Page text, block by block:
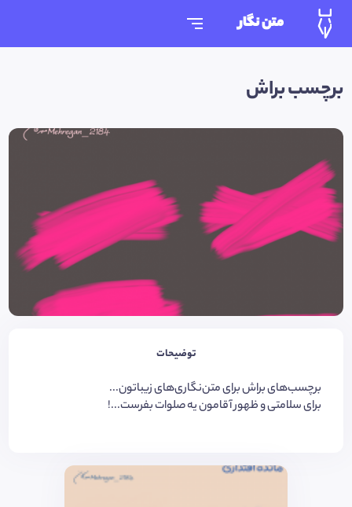
متن نگار
برچسب براش
توضیحات
برچسب‌های براش برای متن‌نگاری‌های زیباتون...
برای سلامتی و ظهور آقامون یه صلوات بفرست...!